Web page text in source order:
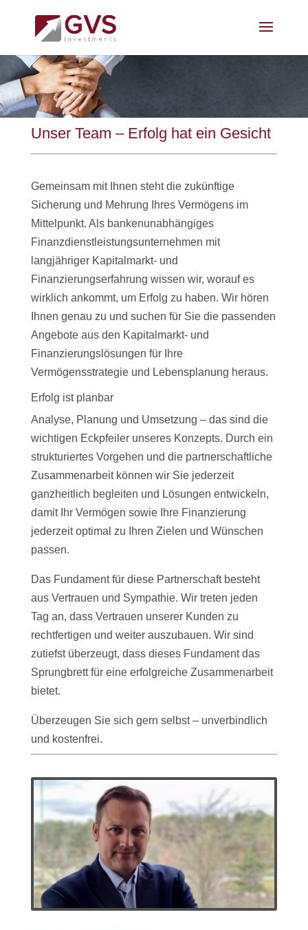
Unser Team – Erfolg hat ein Gesicht
Gemeinsam mit Ihnen steht die zukünftige
Sicherung und Mehrung Ihres Vermögens im
Mittelpunkt. Als bankenunabhängiges
Finanzdienstleistungsunternehmen mit
langjähriger Kapitalmarkt- und
Finanzierungserfahrung wissen wir, worauf es
wirklich ankommt, um Erfolg zu haben. Wir hören
Ihnen genau zu und suchen für Sie die passenden
Angebote aus den Kapitalmarkt- und
Finanzierungslösungen für Ihre
Vermögensstrategie und Lebensplanung heraus.
Erfolg ist planbar
Analyse, Planung und Umsetzung – das sind die
wichtigen Eckpfeiler unseres Konzepts. Durch ein
strukturiertes Vorgehen und die partnerschaftliche
Zusammenarbeit können wir Sie jederzeit
ganzheitlich begleiten und Lösungen entwickeln,
damit Ihr Vermögen sowie Ihre Finanzierung
jederzeit optimal zu Ihren Zielen und Wünschen
passen.
Das Fundament für diese Partnerschaft besteht
aus Vertrauen und Sympathie. Wir treten jeden
Tag an, dass Vertrauen unserer Kunden zu
rechtfertigen und weiter auszubauen. Wir sind
zutiefst überzeugt, dass dieses Fundament das
Sprungbrett für eine erfolgreiche Zusammenarbeit
bietet.
Überzeugen Sie sich gern selbst – unverbindlich
und kostenfrei.